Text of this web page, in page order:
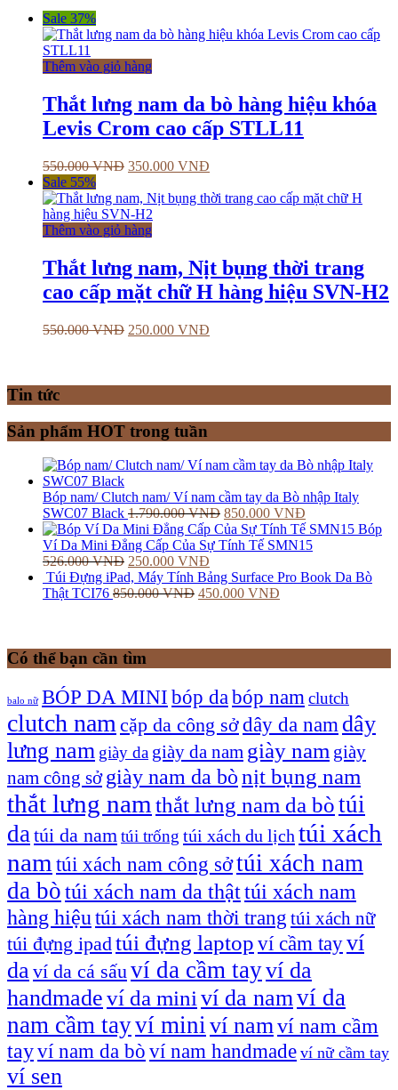
Sale 37%
Thêm vào giỏ hàng
Thắt lưng nam da bò hàng hiệu khóa
Levis Crom cao cấp STLL11
550.000VNĐ 350.000 VNĐ
Sale 55%
Thêm vào giỏ hàng
Thắt lưng nam, Nịt bụng thời trang
cao cấp mặt chữ H hàng hiệu SVN-H2
550.000VNĐ 250.000 VNĐ
Tin tức
Sản phẩm HOT trong tuần
Bóp nam/ Clutch nam/ Ví nam cầm tay da Bò nhập Italy
SWC07 Black 1.790.000VNĐ 850.000 VNĐ
Bóp
Ví Da Mini Đẳng Cấp Của Sự Tính Tế SMN15
526.000VNĐ 250.000 VNĐ
Túi Đựng iPad, Máy Tính Bảng Surface Pro Book Da Bò
Thật TCI76 850.000VNĐ 450.000 VNĐ
Có thể bạn cần tìm
balo nữ BÓP DA MINI bóp da bóp nam clutch
clutch nam cặp da công sởdây da nam dây
lưng nam giày da giày da nam giày nam giày
nam công sở giày nam da bònịt bụng nam
thắt lưng nam thắt lưng nam da bòtúi
da túi da nam túi trống túi xách du lịch túi xách
nam túi xách nam công sởtúi xách nam
da bòtúi xách nam da thậttúi xách nam
hàng hiệu túi xách nam thời trang túi xách nữ
túi đựng ipad túi đựng laptop ví cầm tayví
da ví da cá sấu ví da cầm tayví da
handmadeví da mini ví da namví da
nam cầm tayví mini ví namví nam cầm
tayví nam da bò ví nam handmade ví nữ cầm tay
ví sen